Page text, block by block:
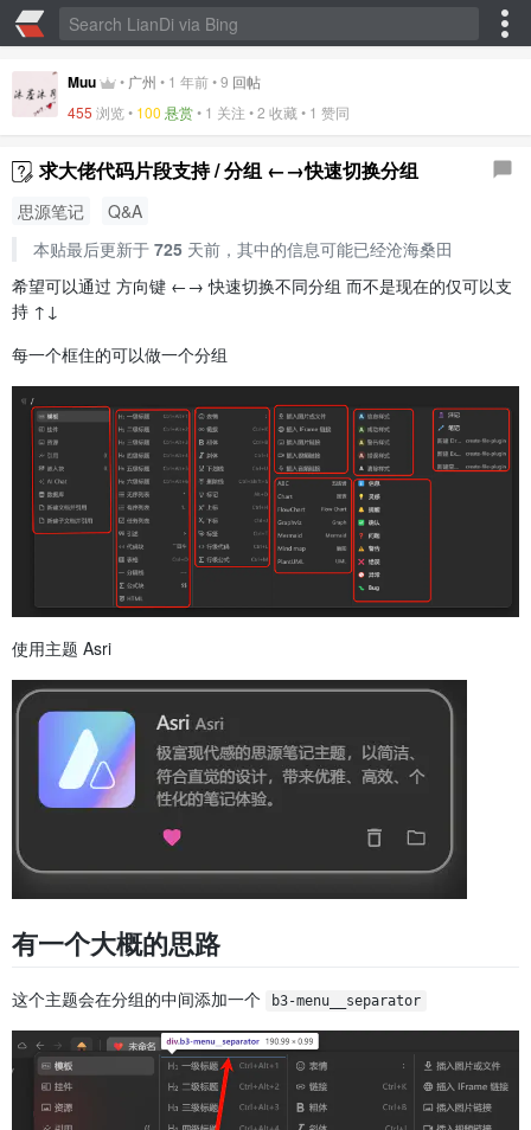
Muu • 广州 • 1 年前•9 回帖
455 浏览 • 100 悬赏• 1 关注 •2 收藏 • 1 赞同
求大佬代码片段支持 / 分组 ←→快速切换分组
思源笔记
Q&A
本贴最后更新于 725天前，其中的信息可能已经沧海桑田
希望可以通过 方向键 ←→ 快速切换不同分组 而不是现在的仅可以支
持 ↑↓
每一个框住的可以做一个分组
使用主题 Asri
有一个大概的思路
这个主题会在分组的中间添加一个 b3-menu__separator